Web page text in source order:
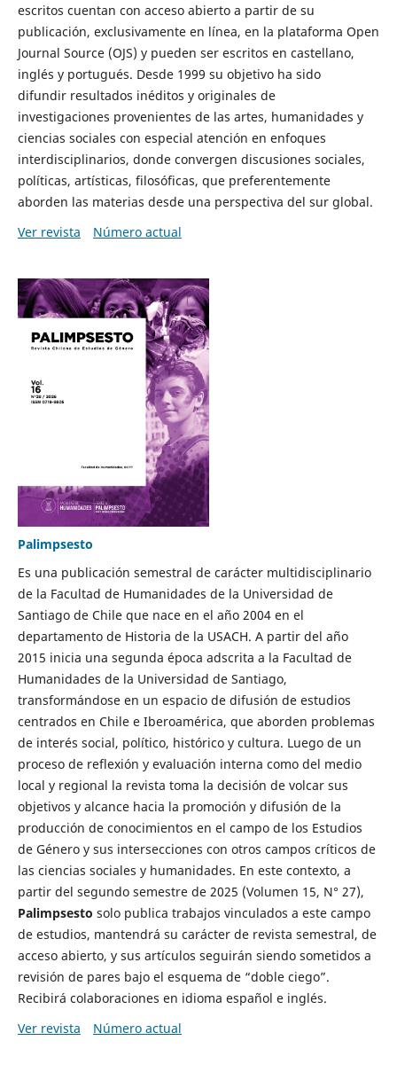
escritos cuentan con acceso abierto a partir de su
publicación, exclusivamente en línea, en la plataforma Open
Journal Source (OJS) y pueden ser escritos en castellano,
inglés y portugués. Desde 1999 su objetivo ha sido
difundir resultados inéditos y originales de
investigaciones provenientes de las artes, humanidades y
ciencias sociales con especial atención en enfoques
interdisciplinarios, donde convergen discusiones sociales,
políticas, artísticas, filosóficas, que preferentemente
aborden las materias desde una perspectiva del sur global.
Ver revista
Número actual
Palimpsesto
Es una publicación semestral de carácter multidisciplinario
de la Facultad de Humanidades de la Universidad de
Santiago de Chile que nace en el año 2004 en el
departamento de Historia de la USACH. A partir del año
2015 inicia una segunda época adscrita a la Facultad de
Humanidades de la Universidad de Santiago,
transformándose en un espacio de difusión de estudios
centrados en Chile e Iberoamérica, que aborden problemas
de interés social, político, histórico y cultura. Luego de un
proceso de reflexión y evaluación interna como del medio
local y regional la revista toma la decisión de volcar sus
objetivos y alcance hacia la promoción y difusión de la
producción de conocimientos en el campo de los Estudios
de Género y sus intersecciones con otros campos críticos de
las ciencias sociales y humanidades. En este contexto, a
partir del segundo semestre de 2025 (Volumen 15, N° 27),
Palimpsesto solo publica trabajos vinculados a este campo
de estudios, mantendrá su carácter de revista semestral, de
acceso abierto, y sus artículos seguirán siendo sometidos a
revisión de pares bajo el esquema de “doble ciego”.
Recibirá colaboraciones en idioma español e inglés.
Ver revista
Número actual